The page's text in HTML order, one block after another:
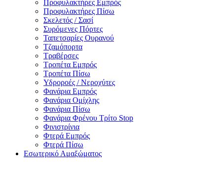
Προφυλακτήρες Εμπρός
Προφυλακτήρες Πίσω
Σκελετός / Σασί
Συρόμενες Πόρτες
Ταπετσαρίες Ουρανού
Τζαμόπορτα
Τραβέρσες
Τροπέτα Εμπρός
Τροπέτα Πίσω
Υδροροές / Νεροχύτες
Φανάρια Εμπρός
Φανάρια Ομίχλης
Φανάρια Πίσω
Φανάρια Φρένου Τρίτο Stop
Φινιστρίνια
Φτερά Εμπρός
Φτερά Πίσω
Εσωτερικό Αμαξώματος